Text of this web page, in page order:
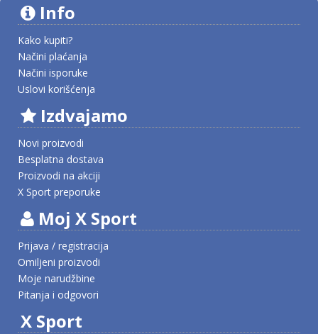
Info
Kako kupiti?
Načini plaćanja
Načini isporuke
Uslovi korišćenja
Izdvajamo
Novi proizvodi
Besplatna dostava
Proizvodi na akciji
X Sport preporuke
Moj X Sport
Prijava / registracija
Omiljeni proizvodi
Moje narudžbine
Pitanja i odgovori
X Sport